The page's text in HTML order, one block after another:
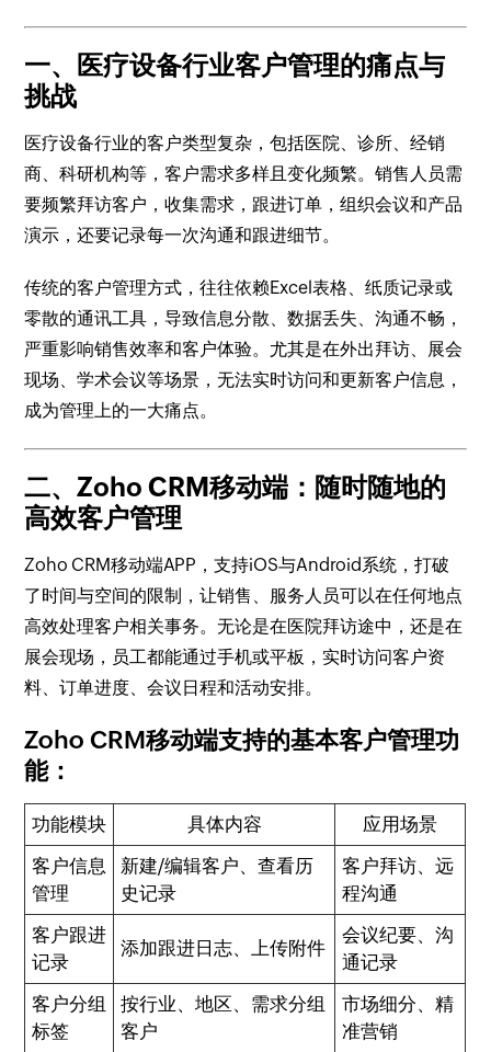
一、医疗设备行业客户管理的痛点与
挑战
医疗设备行业的客户类型复杂，包括医院、诊所、经销
商、科研机构等，客户需求多样且变化频繁。销售人员需
要频繁拜访客户，收集需求，跟进订单，组织会议和产品
演示，还要记录每一次沟通和跟进细节。
传统的客户管理方式，往往依赖Excel表格、纸质记录或
零散的通讯工具，导致信息分散、数据丢失、沟通不畅，
严重影响销售效率和客户体验。尤其是在外出拜访、展会
现场、学术会议等场景，无法实时访问和更新客户信息，
成为管理上的一大痛点。
二、Zoho CRM移动端：随时随地的
高效客户管理
Zoho CRM移动端APP，支持iOS与Android系统，打破
了时间与空间的限制，让销售、服务人员可以在任何地点
高效处理客户相关事务。无论是在医院拜访途中，还是在
展会现场，员工都能通过手机或平板，实时访问客户资
料、订单进度、会议日程和活动安排。
Zoho CRM移动端支持的基本客户管理功
能：
功能模块 具体内容
应用场景
客户信息
管理
新建/编辑客户、查看历
史记录
客户拜访、远
程沟通
客户跟进
记录
添加跟进日志、上传附件
会议纪要、沟
通记录
客户分组
标签
按行业、地区、需求分组
客户
市场细分、精
准营销